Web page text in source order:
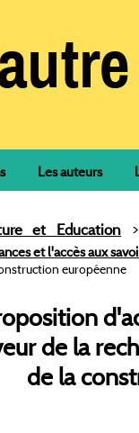
Les auteurs
et Education
et l'accès aux
européenne
de la
de la